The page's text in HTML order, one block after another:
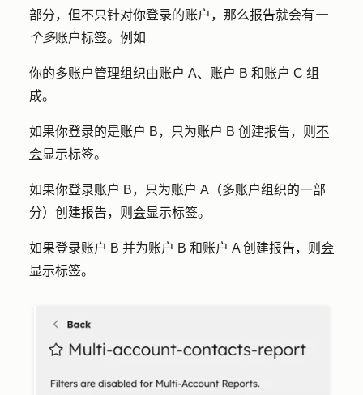
部分，但不只针对你登录的账户，那么报告就会有一
个多账户标签。例如
你的多账户管理组织由账户 A、账户 B 和账户 C 组
成。
如果你登录的是账户 B，只为账户 B 创建报告，则 不
会显示标签。
如果你登录账户 B，只为账户 A（多账户组织的一部
分）创建报告，则 会显示标签。
如果登录账户 B 并为账户 B 和账户 A 创建报告，则 会
显示标签。